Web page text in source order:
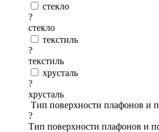
стекло
?
стекло
текстиль
?
текстиль
хрусталь
?
хрусталь
Тип поверхности плафонов и
?
Тип поверхности плафонов и